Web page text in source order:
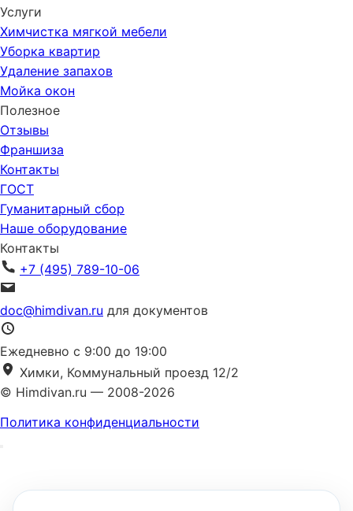
Услуги
Химчистка мягкой мебели
Уборка квартир
Удаление запахов
Мойка окон
Полезное
Отзывы
Франшиза
Контакты
ГОСТ
Гуманитарный сбор
Наше оборудование
Контакты
+7 (495) 789-10-06
doc@himdivan.ru для документов
Ежедневно с 9:00 до 19:00
Химки, Коммунальный проезд 12/2
© Himdivan.ru — 2008-2026
Политика конфиденциальности